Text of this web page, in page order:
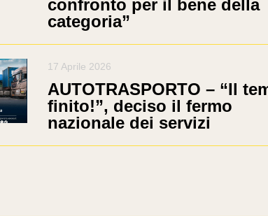
confronto per il bene della
categoria”
17 Aprile 2026
AUTOTRASPORTO – “Il
finito!”, deciso il fermo
nazionale dei servizi